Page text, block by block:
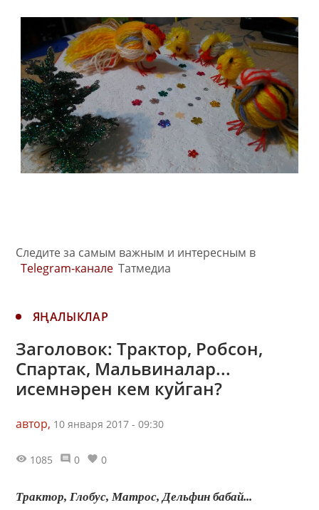
Следите за самым важным и интересным в
Telegram-канале Татмедиа
ЯҢАЛЫКЛАР
Заголовок: Трактор, Робсон,
Спартак, Мальвиналар...
исемнәрен кем куйган?
автор, 10 января 2017 - 09:30
1085 0 0
Трактор, Глобус, Матрос, Дельфин бабай...